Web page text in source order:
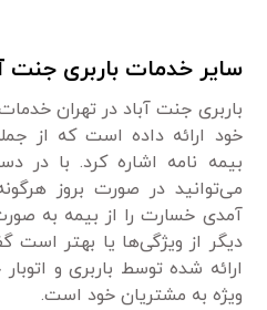
سایر خدمات باربری جنت
باربری جنت آباد در تهران
خود ارائه داده است که از
بیمه نامه اشاره کرد. با در
می‌توانید در صورت بروز
آمدی خسارت را از بیمه به
دیگر از ویژگی‌ها یا بهتر
ارائه شده توسط باربری و
ویژه به مشتریان خود است.